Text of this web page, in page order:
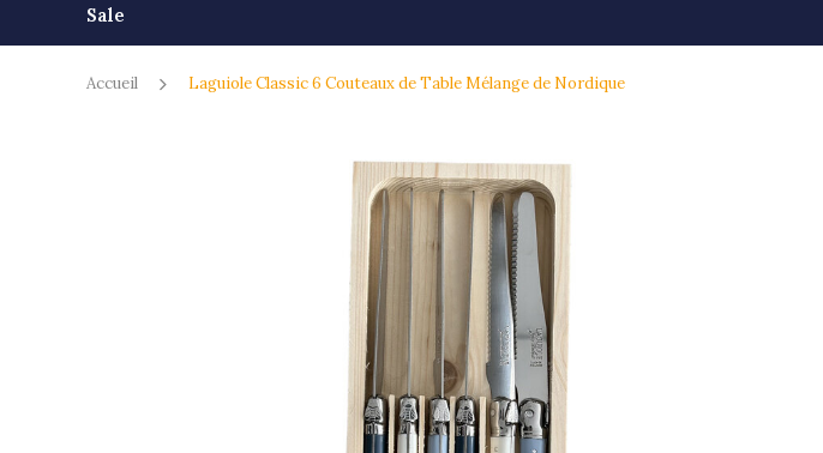
Sale
Accueil Laguiole Classic 6 Couteaux de Table Mélange de Nordique